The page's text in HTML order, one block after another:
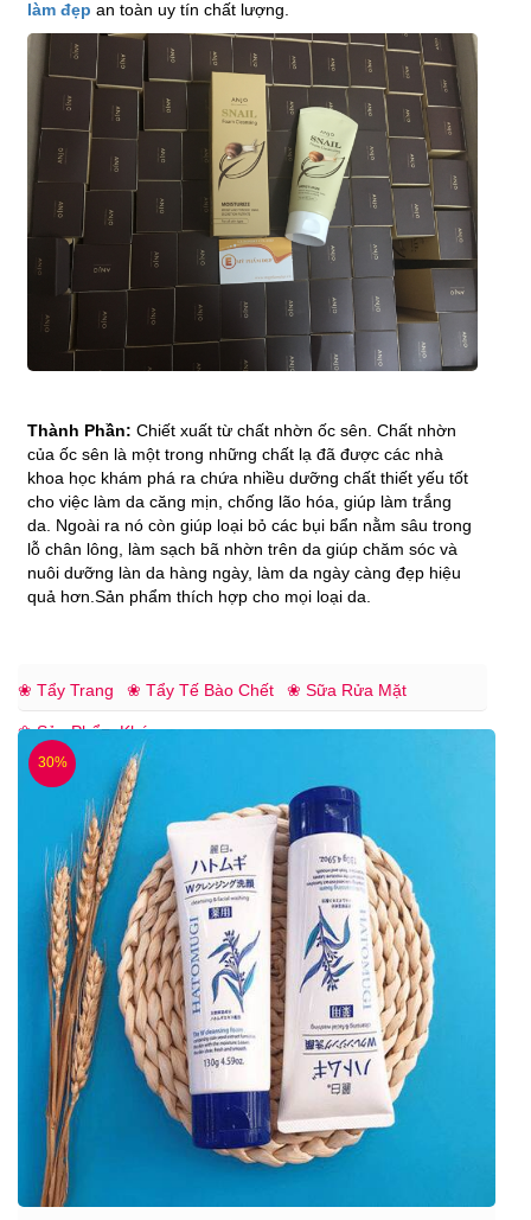
làm đẹp an toàn uy tín chất lượng.
Thành Phần: Chiết xuất từ chất nhờn ốc sên. Chất nhờn
của ốc sên là một trong những chất lạ đã được các nhà
khoa học khám phá ra chứa nhiều dưỡng chất thiết yếu tốt
cho việc làm da căng mịn, chống lão hóa, giúp làm trắng
da. Ngoài ra nó còn giúp loại bỏ các bụi bẩn nằm sâu trong
lỗ chân lông, làm sạch bã nhờn trên da giúp chăm sóc và
nuôi dưỡng làn da hàng ngày, làm da ngày càng đẹp hiệu
quả hơn.Sản phẩm thích hợp cho mọi loại da.
❀ Tẩy Trang ❀ Tẩy Tế Bào Chết ❀ Sữa Rửa Mặt
❀ Sản Phẩm Khác
30%